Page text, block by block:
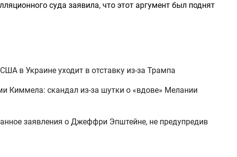
суда заявила, что этот аргумент был поднят
в Украине уходит в отставку из-за Трампа
Киммела: скандал из-за шутки о «вдове» Мелании
заявления о Джеффри Эпштейне, не предупредив